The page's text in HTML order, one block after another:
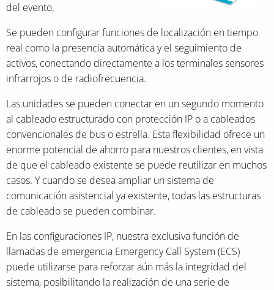
del evento.
Se pueden configurar funciones de localización en tiempo
real como la presencia automática y el seguimiento de
activos, conectando directamente a los terminales sensores
infrarrojos o de radiofrecuencia.
Las unidades se pueden conectar en un segundo momento
al cableado estructurado con protección IP o a cableados
convencionales de bus o estrella. Esta flexibilidad ofrece un
enorme potencial de ahorro para nuestros clientes, en vista
de que el cableado existente se puede reutilizar en muchos
casos. Y cuando se desea ampliar un sistema de
comunicación asistencial ya existente, todas las estructuras
de cableado se pueden combinar.
En las configuraciones IP, nuestra exclusiva función de
llamadas de emergencia Emergency Call System (ECS)
puede utilizarse para reforzar aún más la integridad del
sistema, posibilitando la realización de una serie de